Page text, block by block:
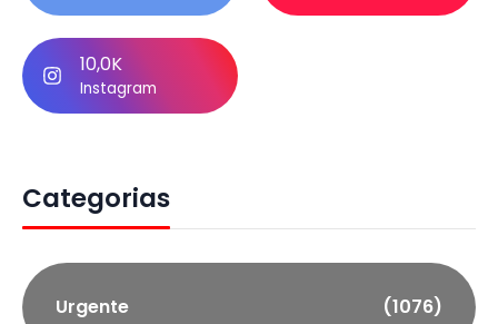
10,0K
Instagram
Categorias
Urgente (1076)